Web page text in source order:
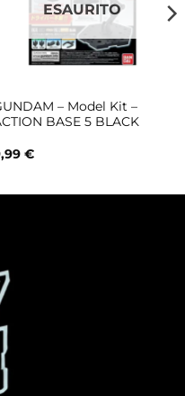
ESAURITO
– Model Kit –
BASE 5 BLACK
€